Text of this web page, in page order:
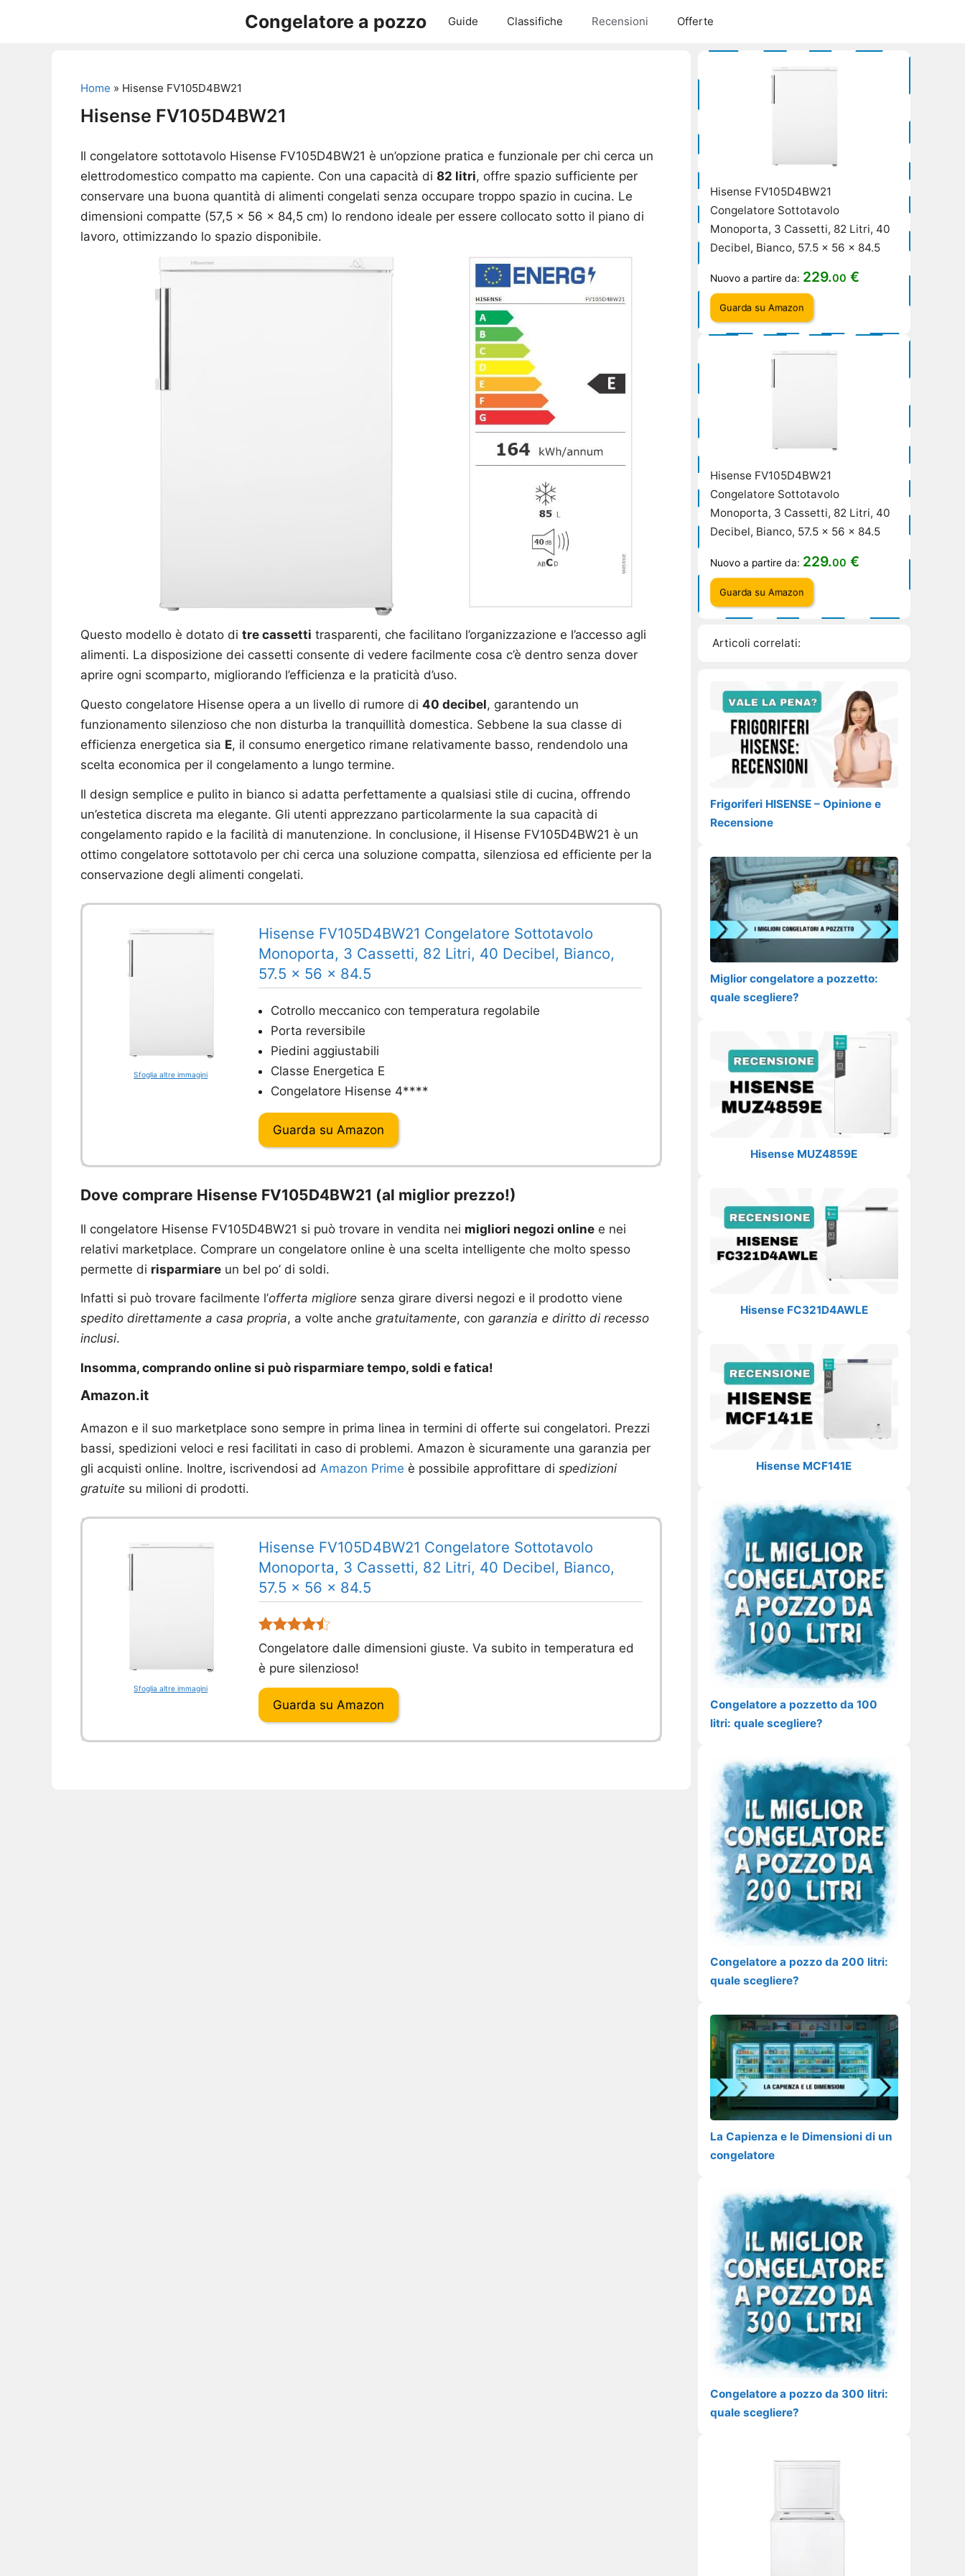
Congelatore a pozzo Guide Classifiche Recensioni Offerte
Home » Hisense FV105D4BW21
Hisense FV105D4BW21
Il congelatore sottotavolo Hisense FV105D4BW21 è un’opzione pratica e funzionale per chi cerca un
elettrodomestico compatto ma capiente. Con una capacità di 82 litri, offre spazio sufficiente per
conservare una buona quantità di alimenti congelati senza occupare troppo spazio in cucina. Le
dimensioni compatte (57,5 x 56 x 84,5 cm) lo rendono ideale per essere collocato sotto il piano di
lavoro, ottimizzando lo spazio disponibile.
Questo modello è dotato di tre cassetti trasparenti, che facilitano l’organizzazione e l’accesso agli
alimenti. La disposizione dei cassetti consente di vedere facilmente cosa c’è dentro senza dover
aprire ogni scomparto, migliorando l’efficienza e la praticità d’uso.
Questo congelatore Hisense opera a un livello di rumore di 40 decibel, garantendo un
funzionamento silenzioso che non disturba la tranquillità domestica. Sebbene la sua classe di
efficienza energetica sia E, il consumo energetico rimane relativamente basso, rendendolo una
scelta economica per il congelamento a lungo termine.
Il design semplice e pulito in bianco si adatta perfettamente a qualsiasi stile di cucina, offrendo
un’estetica discreta ma elegante. Gli utenti apprezzano particolarmente la sua capacità di
congelamento rapido e la facilità di manutenzione. In conclusione, il Hisense FV105D4BW21 è un
ottimo congelatore sottotavolo per chi cerca una soluzione compatta, silenziosa ed efficiente per la
conservazione degli alimenti congelati.
Sfoglia altre immagini
Hisense FV105D4BW21 Congelatore Sottotavolo
Monoporta, 3 Cassetti, 82 Litri, 40 Decibel, Bianco,
57.5 x 56 x 84.5
Cotrollo meccanico con temperatura regolabile
Porta reversibile
Piedini aggiustabili
Classe Energetica E
Congelatore Hisense 4****
Guarda su Amazon
Dove comprare Hisense FV105D4BW21 (al miglior prezzo!)
Il congelatore Hisense FV105D4BW21 si può trovare in vendita nei migliori negozi online e nei
relativi marketplace. Comprare un congelatore online è una scelta intelligente che molto spesso
permette di risparmiare un bel po’ di soldi.
Infatti si può trovare facilmente l’offerta migliore senza girare diversi negozi e il prodotto viene
spedito direttamente a casa propria, a volte anche gratuitamente, con garanzia e diritto di recesso
inclusi.
Insomma, comprando online si può risparmiare tempo, soldi e fatica!
Amazon.it
Amazon e il suo marketplace sono sempre in prima linea in termini di offerte sui congelatori. Prezzi
bassi, spedizioni veloci e resi facilitati in caso di problemi. Amazon è sicuramente una garanzia per
gli acquisti online. Inoltre, iscrivendosi ad Amazon Prime è possibile approfittare di spedizioni
gratuite su milioni di prodotti.
Sfoglia altre immagini
Hisense FV105D4BW21 Congelatore Sottotavolo
Monoporta, 3 Cassetti, 82 Litri, 40 Decibel, Bianco,
57.5 x 56 x 84.5
Congelatore dalle dimensioni giuste. Va subito in temperatura ed
è pure silenzioso!
Guarda su Amazon
Hisense FV105D4BW21
Congelatore Sottotavolo
Monoporta, 3 Cassetti, 82 Litri, 40
Decibel, Bianco, 57.5 x 56 x 84.5
Nuovo a partire da: 229.00 €
Guarda su Amazon
Hisense FV105D4BW21
Congelatore Sottotavolo
Monoporta, 3 Cassetti, 82 Litri, 40
Decibel, Bianco, 57.5 x 56 x 84.5
Nuovo a partire da: 229.00 €
Guarda su Amazon
Articoli correlati:
Frigoriferi HISENSE – Opinione e
Recensione
Miglior congelatore a pozzetto:
quale scegliere?
Hisense MUZ4859E
Hisense FC321D4AWLE
Hisense MCF141E
Congelatore a pozzetto da 100
litri: quale scegliere?
Congelatore a pozzo da 200 litri:
quale scegliere?
La Capienza e le Dimensioni di un
congelatore
Congelatore a pozzo da 300 litri:
quale scegliere?